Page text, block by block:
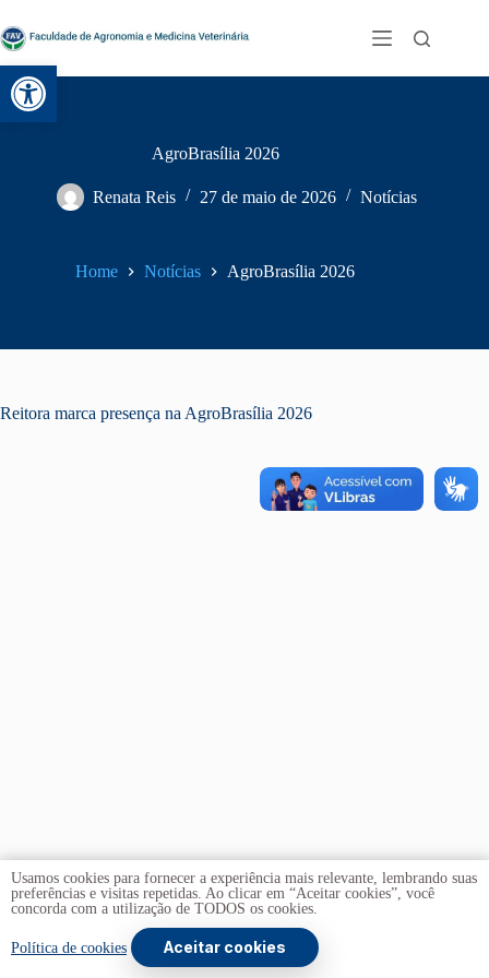
Abrir a barra de ferramentas
AgroBrasília 2026
Renata Reis 27 de maio de 2026 Notícias
Home Notícias AgroBrasília 2026
Reitora marca presença na AgroBrasília 2026
Copyright © 2026 - Universidade de Brasília
. Todos os
Usamos cookies para fornecer a experiência mais relevante, lembrando suas
preferências e visitas repetidas. Ao clicar em “Aceitar cookies”, você
concorda com a utilização de TODOS os cookies.
Política de cookies Aceitar cookies